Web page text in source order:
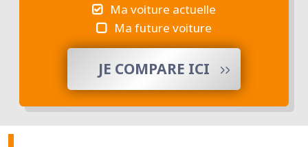
Ma voiture actuelle
Ma future voiture
JE COMPARE ICI